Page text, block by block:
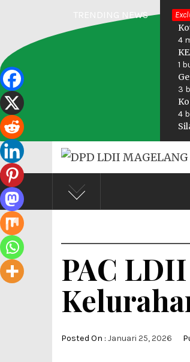
content
TRENDING NEWS 3
4
1
3
4
DPD
Profesional Religius
PAC
Posted On : Januari 25, 2026